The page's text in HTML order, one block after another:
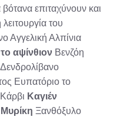
βότανα επιταχύνουν και
του
Αγγελική Αλπίνια
αψίνθιον Βενζόη
Ευπατόριο το
Καγιέν
Μυρίκη Ξανθόξυλο